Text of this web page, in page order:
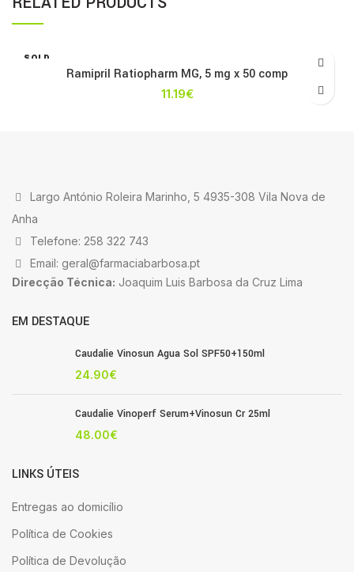
SOLD
Ramipril Ratiopharm MG, 5 mg x 50 comp
11.19€
Largo António Roleira Marinho, 5 4935-308 Vila Nova de
Anha
Telefone: 258 322 743
Email: geral@farmaciabarbosa.pt
Direcção Técnica: Joaquim Luis Barbosa da Cruz Lima
EM DESTAQUE
Caudalie Vinosun Agua Sol SPF50+150ml
24.90€
Caudalie Vinoperf Serum+Vinosun Cr 25ml
48.00€
LINKS ÚTEIS
Entregas ao domicílio
Política de Cookies
Política de Devolução